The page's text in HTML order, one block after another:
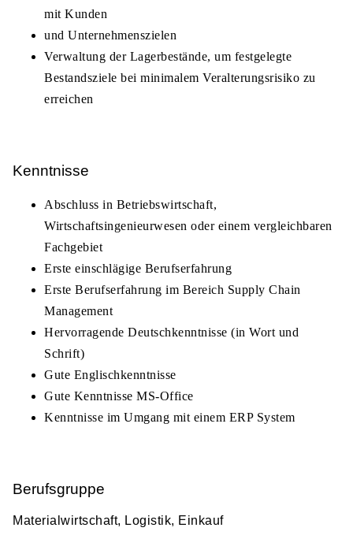
mit Kunden
und Unternehmenszielen
Verwaltung der Lagerbestände, um festgelegte
Bestandsziele bei minimalem Veralterungsrisiko zu
erreichen
Kenntnisse
Abschluss in Betriebswirtschaft,
Wirtschaftsingenieurwesen oder einem vergleichbaren
Fachgebiet
Erste einschlägige Berufserfahrung
Erste Berufserfahrung im Bereich Supply Chain
Management
Hervorragende Deutschkenntnisse (in Wort und
Schrift)
Gute Englischkenntnisse
Gute Kenntnisse MS-Office
Kenntnisse im Umgang mit einem ERP System
Berufsgruppe
Materialwirtschaft, Logistik, Einkauf